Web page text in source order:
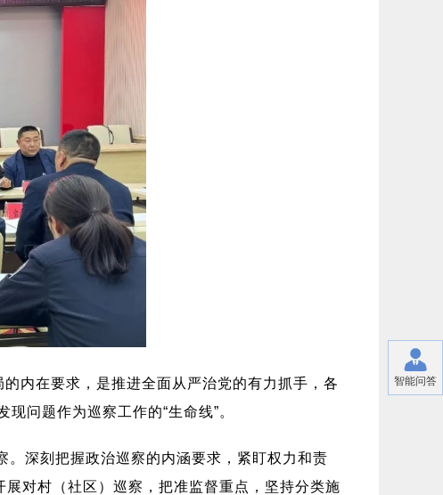
内在要求，是推进全面从严治党的有力抓手，各
问题作为巡察工作的“生命线”。
深刻把握政治巡察的内涵要求，紧盯权力和责
对村（社区）巡察，把准监督重点，坚持分类施
智能问答